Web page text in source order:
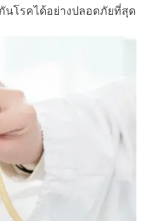
นโรคได้อย่างปลอดภัยที่สุด